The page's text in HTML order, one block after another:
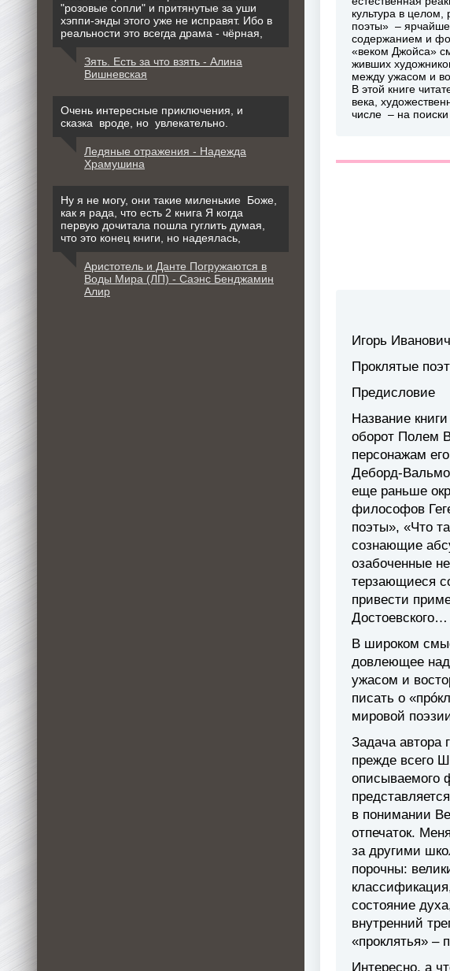
культура в
поэты» –
содержанием и
«веком Джойса»
живших
между ужасом и
В этой книге
века,
числе – на поиски
Игорь
Проклятые
Предисловие
Название
оборот Полем
персонажам
Деборд-
еще раньше
философов
поэты», «Что
сознающие
озабоченные
терзающиеся
привести
Достоевского…
В широком
довлеющее над
ужасом и
писать о
мировой
Задача автора
прежде всего
описываемого
в понимании
отпечаток.
за другими
порочны:
состояние
внутренний
«проклятья» –
Интересно, а
"розовые сопли" и притянутые за уши
хэппи-энды этого уже не исправят. Ибо в
реальности это всегда драма - чёрная,
Зять. Есть за что взять - Алина
Вишневская
Очень интересные приключения, и
сказка вроде, но увлекательно.
Ледяные отражения - Надежда
Храмушина
Ну я не могу, они такие миленькие Боже,
как я рада, что есть 2 книга Я когда
первую дочитала пошла гуглить думая,
что это конец книги, но надеялась,
Аристотель и Данте Погружаются в
Воды Мира (ЛП) - Саэнс Бенджамин
Алир